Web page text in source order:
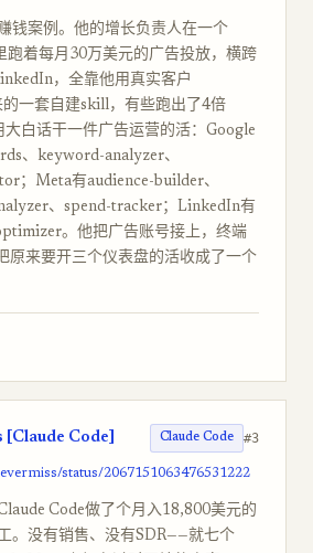
钱案例。他的增长负责人在一个
跑着每月30万美元的广告投放，横跨
，全靠他用真实客户
一套自建skill，有些跑出了4倍
白话干一件广告运营的活：Google
、keyword-analyzer、
；Meta有audience-builder、
、spend-tracker；LinkedIn有
。他把广告账号接上，终端
原来要开三个仪表盘的活收成了一个
Code] Claude Code #3
status/2067151063476531222
Code做了个月入18,800美元的
。没有销售、没有SDR——就七个